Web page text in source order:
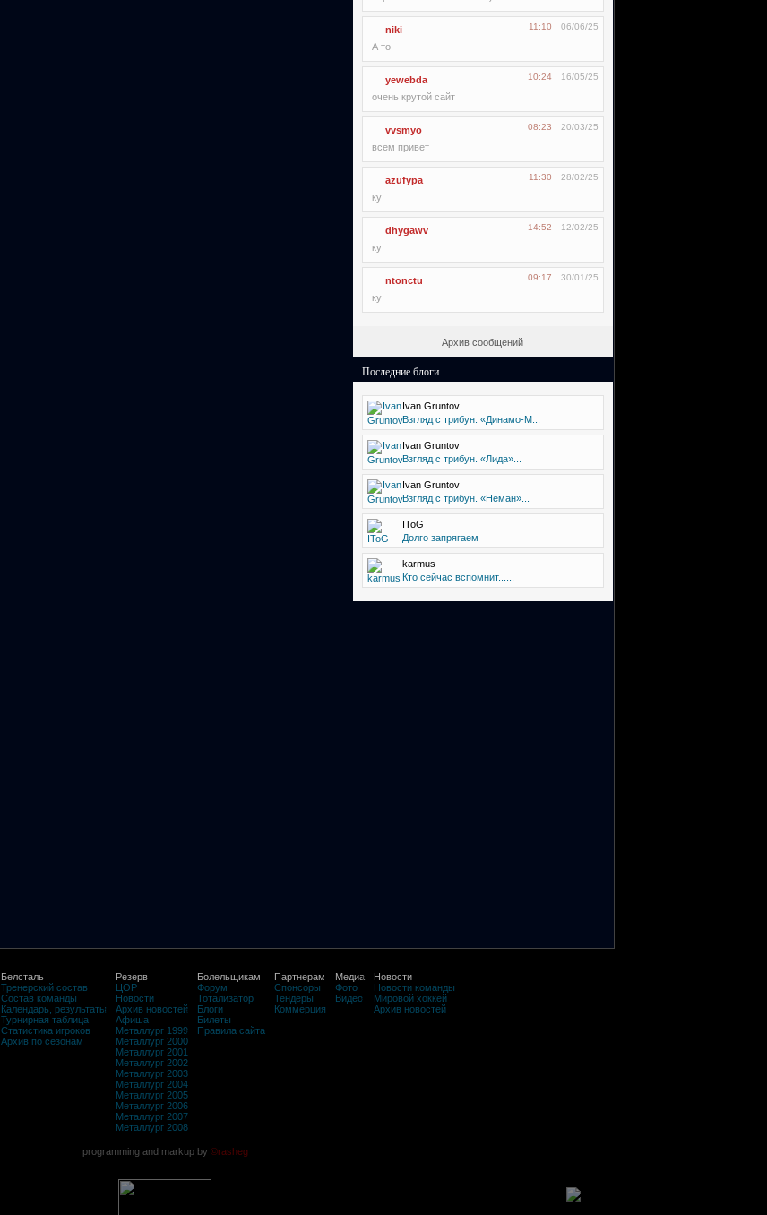
niki 06/06/25
11:10
А то
yewebda 16/05/25
10:24
очень крутой сайт
vvsmyo 20/03/25
08:23
всем привет
azufypa 28/02/25
11:30
ку
dhygawv 12/02/25
14:52
ку
ntonctu 30/01/25
09:17
ку
Архив сообщений
Последние блоги
Ivan Gruntov
Взгляд с трибун. «Динамо-М...
Ivan Gruntov
Взгляд с трибун. «Лида»...
Ivan Gruntov
Взгляд с трибун. «Неман»...
IToG
Долго запрягаем
karmus
Кто сейчас вспомнит......
Белсталь
Тренерский состав
Состав команды
Календарь, результаты
Турнирная таблица
Статистика игроков
Архив по сезонам
Резерв
ЦОР
Новости
Архив новостей
Афиша
Металлург 1999
Металлург 2000
Металлург 2001
Металлург 2002
Металлург 2003
Металлург 2004
Металлург 2005
Металлург 2006
Металлург 2007
Металлург 2008
Болельщикам
Форум
Тотализатор
Блоги
Билеты
Правила сайта
Партнерам
Спонсоры
Тендеры
Коммерция
Медиа
Фото
Видео
Новости
Новости команды
Мировой хоккей
Архив новостей
programming and markup by ©rasheg